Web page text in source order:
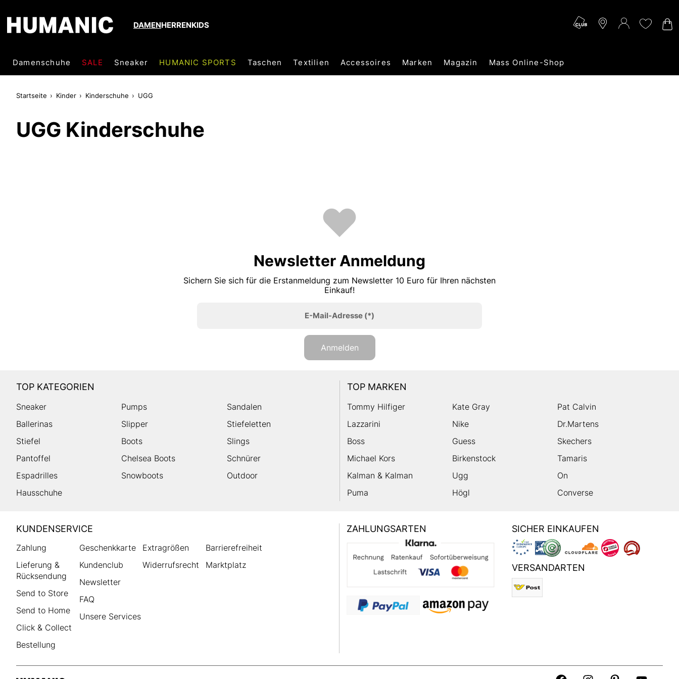
DAMENHERRENKIDS
Damenschuhe SALE Sneaker HUMANIC SPORTS Taschen Textilien Accessoires Marken Magazin Mass Online-Shop
Startseite Kinder Kinderschuhe UGG
UGG Kinderschuhe
Newsletter Anmeldung
Sichern Sie sich für die Erstanmeldung zum Newsletter 10 Euro für Ihren nächsten
Einkauf!
E-Mail-Adresse(*)
Anmelden
TOP KATEGORIEN
Sneaker Pumps
Sandalen
Ballerinas
Slipper
Stiefeletten
Stiefel
Boots
Slings
Pantoffel
Chelsea Boots
Schnürer
Espadrilles
Snowboots
Outdoor
Hausschuhe
TOP MARKEN
Tommy Hilfiger Kate Gray
Pat Calvin
Lazzarini
Nike
Dr.Martens
Boss
Guess
Skechers
Michael Kors
Birkenstock
Tamaris
Kalman & Kalman
Ugg
On
Puma
Högl Converse
HUMANIC
Footer
KUNDENSERVICE
Zahlung
Lieferung &
Rücksendung
Send to Store
Send to Home
Click & Collect
Bestellung
Geschenkkarte
Kundenclub
Newsletter
FAQ
Unsere Services
Extragrößen
Widerrufsrecht
Barrierefreiheit
Marktplatz
ZAHLUNGSARTEN SICHER EINKAUFEN
VERSANDARTEN